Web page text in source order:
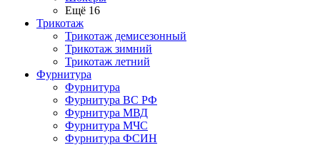
Ещё 16
Трикотаж
Трикотаж демисезонный
Трикотаж зимний
Трикотаж летний
Фурнитура
Фурнитура
Фурнитура ВС РФ
Фурнитура МВД
Фурнитура МЧС
Фурнитура ФСИН